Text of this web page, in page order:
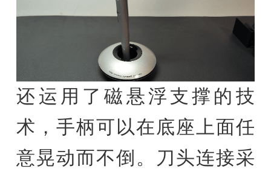
还运用了磁悬浮支撑的技
术，手柄可以在底座上面任
意晃动而不倒。刀头连接采